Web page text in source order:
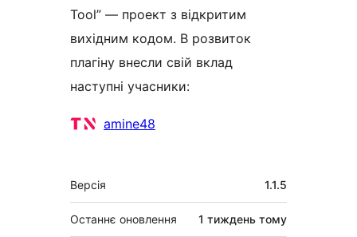
Tool” — проект з відкритим
вихідним кодом. В розвиток
плагіну внесли свій вклад
наступні учасники:
Учасникиamine48
Мета
Версія 1.1.5
Останнє оновлення 1 тиждень тому